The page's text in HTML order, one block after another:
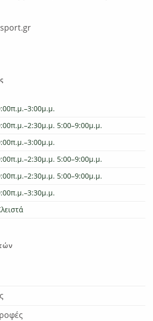
5:00–9:00μ.μ.
5:00–9:00μ.μ.
5:00–9:00μ.μ.